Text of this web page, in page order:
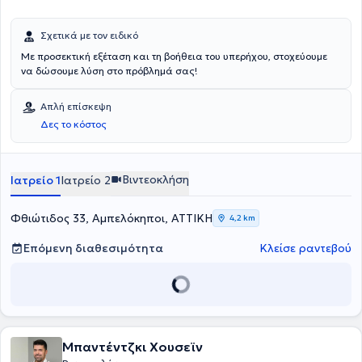
Σχετικά με τον ειδικό
Με προσεκτική εξέταση και τη βοήθεια του υπερήχου, στοχεύουμε
να δώσουμε λύση στο πρόβλημά σας!
Απλή επίσκεψη
Δες το κόστος
Ιατρείο 1Ιατρείο 2 Βιντεοκλήση
Φθιώτιδος 33, Αμπελόκηποι, ΑΤΤΙΚΗ 4,2 km
Επόμενη διαθεσιμότητα Κλείσε ραντεβού
Μπαντέντζκι Χουσεϊν